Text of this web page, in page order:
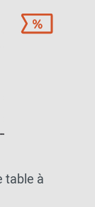
table à